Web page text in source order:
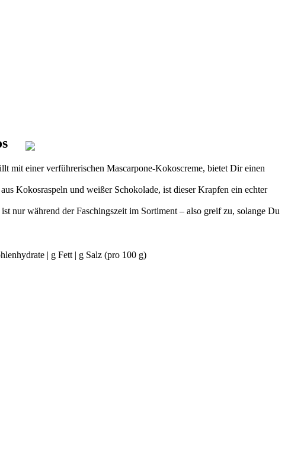
mit einer verführerischen Mascarpone-Kokoscreme, bietet Dir einen
Kokosraspeln und weißer Schokolade, ist dieser Krapfen ein echter
nur während der Faschingszeit im Sortiment – also greif zu, solange Du
| g Fett | g Salz (pro 100 g)